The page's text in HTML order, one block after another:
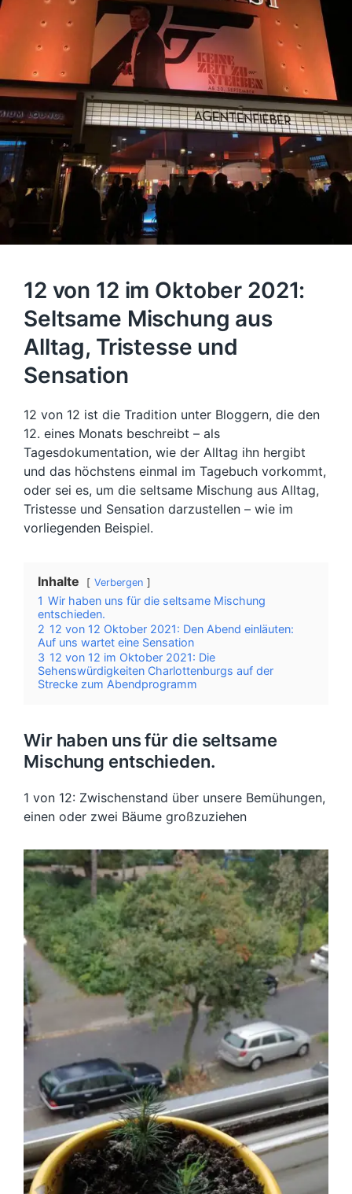
12 von 12 im Oktober 2021:
Seltsame Mischung aus
Alltag, Tristesse und
Sensation
12 von 12 ist die Tradition unter Bloggern, die den
12. eines Monats beschreibt – als
Tagesdokumentation, wie der Alltag ihn hergibt
und das höchstens einmal im Tagebuch vorkommt,
oder sei es, um die seltsame Mischung aus Alltag,
Tristesse und Sensation darzustellen – wie im
vorliegenden Beispiel.
Inhalte Verbergen
1 Wir haben uns für die seltsame Mischung
entschieden.
2 12 von 12 Oktober 2021: Den Abend einläuten:
Auf uns wartet eine Sensation
3 12 von 12 im Oktober 2021: Die
Sehenswürdigkeiten Charlottenburgs auf der
Strecke zum Abendprogramm
Wir haben uns für die seltsame
Mischung entschieden.
1 von 12: Zwischenstand über unsere Bemühungen,
einen oder zwei Bäume großzuziehen